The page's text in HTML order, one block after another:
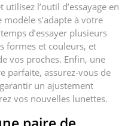
l’outil d’essayage en
s’adapte à votre
d’essayer plusieurs
formes et couleurs, et
vos proches. Enfin, une
parfaite, assurez-vous de
un ajustement
vos nouvelles lunettes.